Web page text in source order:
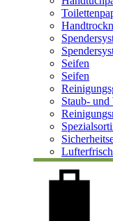
Seifen
Seifen
Staub- und